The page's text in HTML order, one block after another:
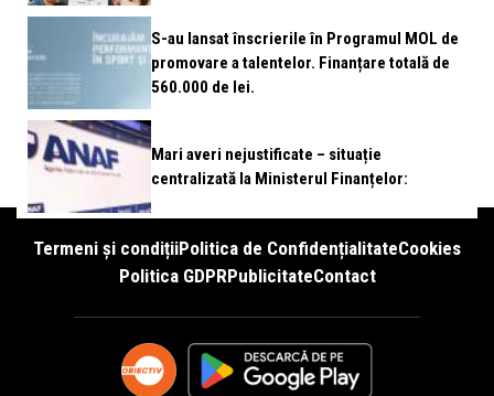
S-au lansat înscrierile în Programul MOL de
promovare a talentelor. Finanțare totală de
560.000 de lei.
Mari averi nejustificate – situație
centralizată la Ministerul Finanțelor:
Termeni și condițiiPolitica de ConfidențialitateCookies
Politica GDPRPublicitateContact